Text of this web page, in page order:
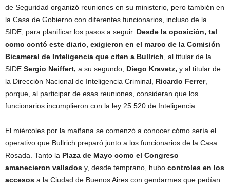
de Seguridad organizó reuniones en su ministerio, pero también en
la Casa de Gobierno con diferentes funcionarios, incluso de la
SIDE, para planificar los pasos a seguir. Desde la oposición, tal
como contó este diario, exigieron en el marco de la Comisión
Bicameral de Inteligencia que citen a Bullrich , al titular de la
SIDE Sergio Neiffert, a su segundo, Diego Kravetz, y al titular de
la Dirección Nacional de Inteligencia Criminal, Ricardo Ferrer,
porque, al participar de esas reuniones, consideran que los
funcionarios incumplieron con la ley 25.520 de Inteligencia.
El miércoles por la mañana se comenzó a conocer cómo sería el
operativo que Bullrich preparó junto a los funcionarios de la Casa
Rosada. Tanto la Plaza de Mayo como el Congreso
amanecieron vallados y, desde temprano, hubo controles en los
accesos a la Ciudad de Buenos Aires con gendarmes que pedían